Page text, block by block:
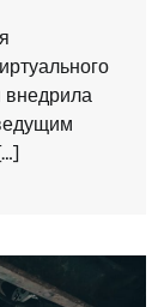
внедрила